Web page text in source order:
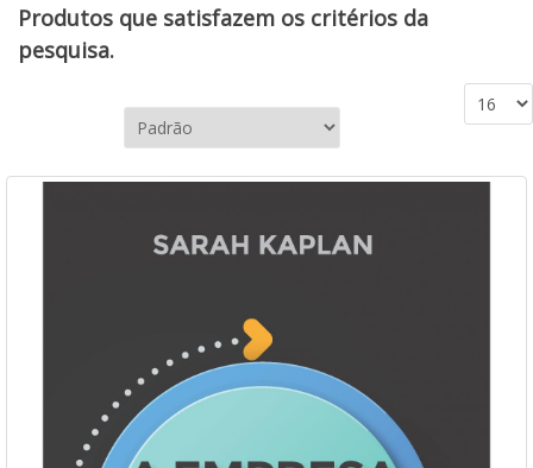
Produtos que satisfazem os critérios da
pesquisa.